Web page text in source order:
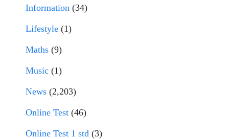
Information (34)
Lifestyle (1)
Maths (9)
Music (1)
News (2,203)
Online Test (46)
Online Test 1 std (3)